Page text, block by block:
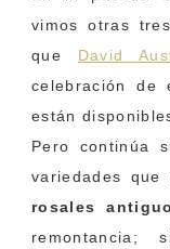
vimos otras
que David
celebración
están
Pero continúa
variedades
rosales
remontancia;